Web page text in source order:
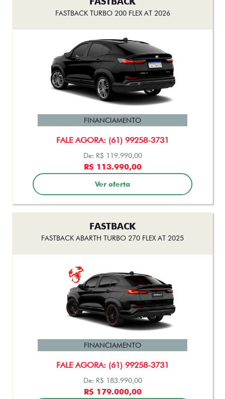
FASTBACK
FASTBACK ABARTH TURBO 270 FLEX AT 2025
FALE AGORA: (61) 99258-3731
FINANCIAMENTO
De: R$ 183.990,00
R$ 179.000,00
FASTBACK
FASTBACK AUDACE TURBO 200 HYBRID FLEX AT 2026
FINANCIAMENTO